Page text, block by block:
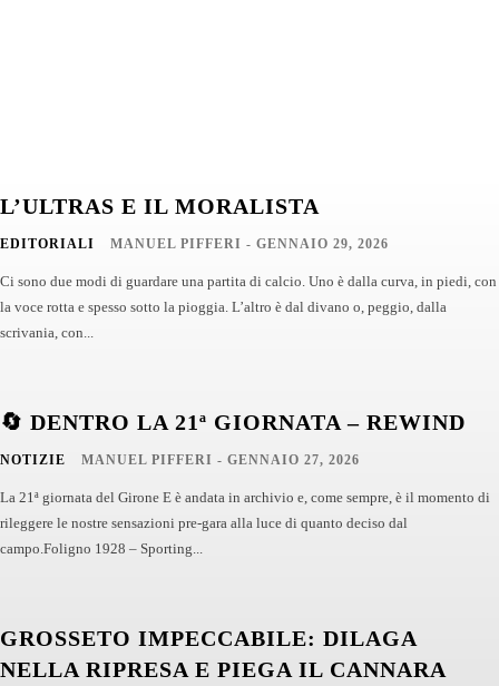
L’ULTRAS E IL MORALISTA
EDITORIALI MANUEL PIFFERI - GENNAIO 29, 2026
Ci sono due modi di guardare una partita di calcio. Uno è dalla curva, in piedi, con
la voce rotta e spesso sotto la pioggia. L’altro è dal divano o, peggio, dalla
scrivania, con...
🔄 DENTRO LA 21ª GIORNATA – REWIND
NOTIZIE MANUEL PIFFERI - GENNAIO 27, 2026
La 21ª giornata del Girone E è andata in archivio e, come sempre, è il momento di
rileggere le nostre sensazioni pre-gara alla luce di quanto deciso dal
campo.Foligno 1928 – Sporting...
GROSSETO IMPECCABILE: DILAGA
NELLA RIPRESA E PIEGA IL CANNARA